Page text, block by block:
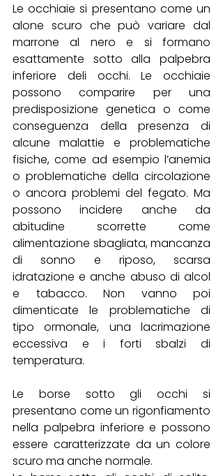
Le occhiaie si presentano come un
alone scuro che può variare dal
marrone al nero e si formano
esattamente sotto alla palpebra
inferiore deli occhi. Le occhiaie
possono comparire per una
predisposizione genetica o come
conseguenza della presenza di
alcune malattie e problematiche
fisiche, come ad esempio l’anemia
o problematiche della circolazione
o ancora problemi del fegato. Ma
possono incidere anche da
abitudine scorrette come
alimentazione sbagliata, mancanza
di sonno e riposo, scarsa
idratazione e anche abuso di alcol
e tabacco. Non vanno poi
dimenticate le problematiche di
tipo ormonale, una lacrimazione
eccessiva e i forti sbalzi di
temperatura.
Le borse sotto gli occhi si
presentano come un rigonfiamento
nella palpebra inferiore e possono
essere caratterizzate da un colore
scuro ma anche normale.